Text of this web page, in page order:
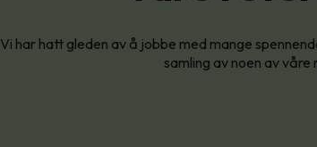
Vi har hatt gleden av å jobbe med mange
samling av noen av våre